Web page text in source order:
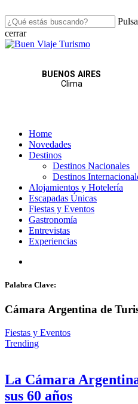
to
main
content
cerrar
Close
search
Menu
Home
Novedades
Destinos
Destinos Nacionales
Destinos
Alojamientos y Hotelería
Escapadas Únicas
Fiestas y Eventos
Gastronomía
Entrevistas
Experiencias
Palabra Clave:
Cámara Argentina de
Fiestas y Eventos
Trending
La Cámara
sus 60 años